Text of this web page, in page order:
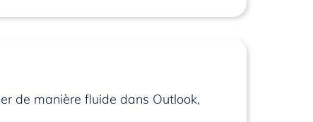
de manière fluide dans Outlook,